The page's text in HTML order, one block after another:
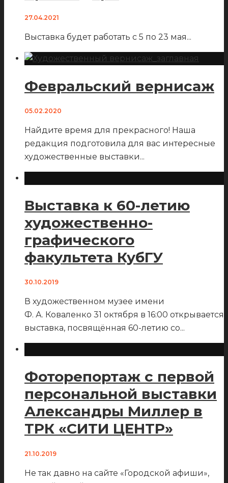
27.04.2021
Выставка будет работать с 5 по 23 мая...
Февральский вернисаж
05.02.2020
Найдите время для прекрасного! Наша
редакция подготовила для вас интересные
художественные выставки...
Выставка к 60-летию
художественно-
графического
факультета КубГУ
30.10.2019
В художественном музее имени
Ф. А. Коваленко 31 октября в 16:00 открывается
выставка, посвящённая 60-летию со...
Фоторепортаж с первой
персональной выставки
Александры Миллер в
ТРК «СИТИ ЦЕНТР»
21.10.2019
Не так давно на сайте «Городской афиши»,